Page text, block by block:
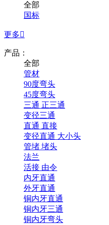
全部
国标
更多
产品：
全部
管材
90度弯头
45度弯头
三通 正三通
变径三通
直通 直接
变径直通 大小头
管堵 堵头
法兰
活接 由令
内牙直通
外牙直通
铜内牙直通
铜内牙三通
铜内牙弯头